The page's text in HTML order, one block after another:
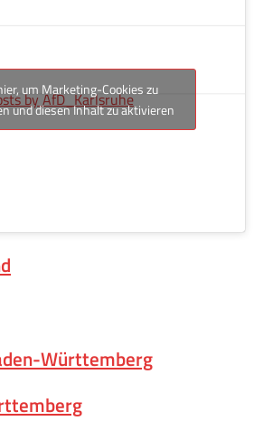
by AfD_Karlsruhe
um Marketing-Cookies zu
und diesen Inhalt zu aktivieren
Württemberg